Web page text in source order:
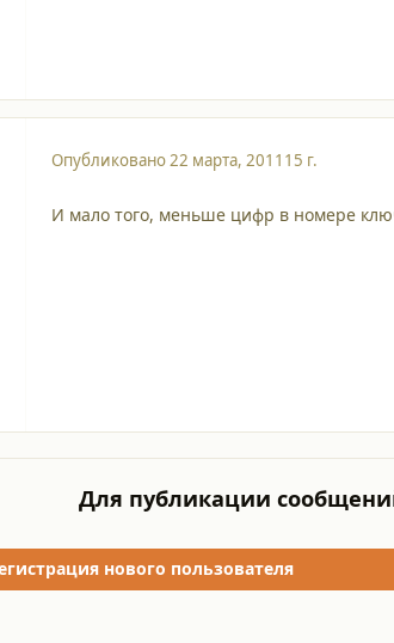
Опубликовано22 марта, 2011 15 г.
И мало того, меньше цифр в номере
Для публикации
нового пользователя